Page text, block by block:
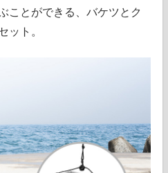
ことができる、バケツとク
ト。